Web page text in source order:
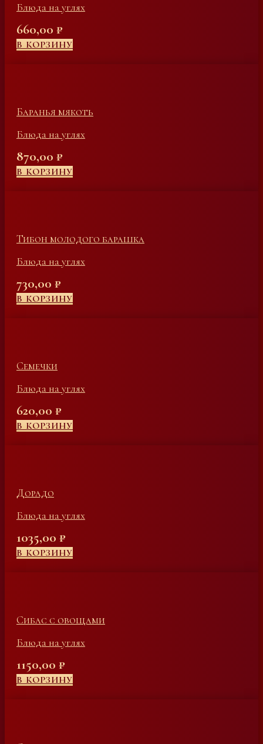
Блюда на углях
660,00 ₽
В КОРЗИНУ
Баранья мякоть
Блюда на углях
870,00 ₽
В КОРЗИНУ
Тибон молодого барашка
Блюда на углях
730,00 ₽
В КОРЗИНУ
Семечки
Блюда на углях
620,00 ₽
В КОРЗИНУ
Дорадо
Блюда на углях
1035,00 ₽
В КОРЗИНУ
Сибас с овощами
Блюда на углях
1150,00 ₽
В КОРЗИНУ